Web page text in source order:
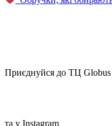
Приєднуйся до ТЦ
та у Instagram